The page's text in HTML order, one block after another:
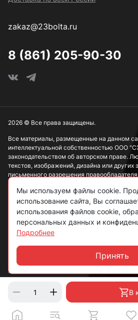
В
zakaz@23bolta.ru
8 (861) 205-90-30
Все материалы, размещенные на данном
интеллектуальной собственностью ООО
законодательством об авторском праве.
текстов, изображений, дизайна или других
письменного разрешения
Информация, представленная на сайте,
ознакомительный характер и не может
публичная оферта в соответствии со ст.
Политика конфиденциальности
Согласие на обработку данных
Пользовательское соглашение
2026 © Все права защищены.
Мы используем файлы cookie.
использование сайта, Вы
использования файлов cookie,
персональных данных и
Подробнее
Принять